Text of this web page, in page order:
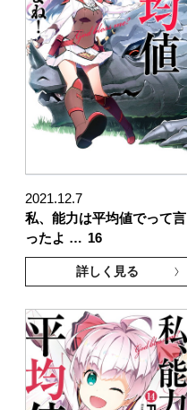
2021.12.7
私、能力は平均値でって言
ったよ … 16
詳しく見る